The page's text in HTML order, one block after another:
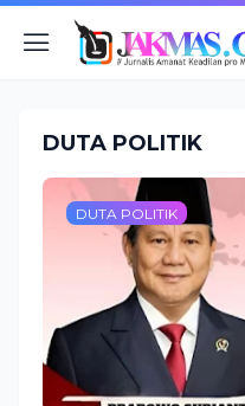
DUTA POLITIK
DUTA POLITIK